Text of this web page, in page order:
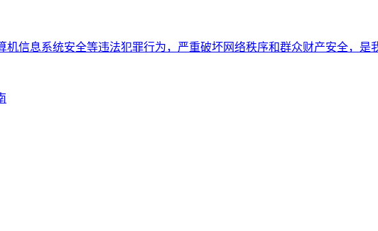
信息系统安全等违法犯罪行为，严重破坏网络秩序和群众财产安全，是